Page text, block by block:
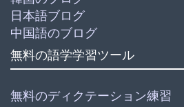
日本語ブログ
中国語のブログ
無料の語学学習ツール
無料のディクテーション練習